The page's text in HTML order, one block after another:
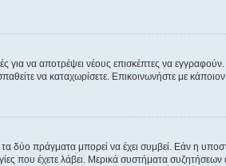
για να αποτρέψει νέους επισκέπτες να
να καταχωρίσετε. Επικοινωνήστε με
πράγματα μπορεί να έχει συμβεί. Εάν η
που έχετε λάβει. Μερικά συστήματα συζητήσεων